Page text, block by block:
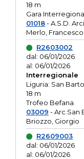
18 m
Gara
01018- A.S.D.
Merlo, Francesco
R2603002
dal: 06/01/2026
al: 06/01/2026
Interregionale
Liguria: San
18 m
Trofeo Befana
03009 - Arc.San
Briozzo, Giorgio
R2609003
dal: 06/01/2026
al: 06/01/2026